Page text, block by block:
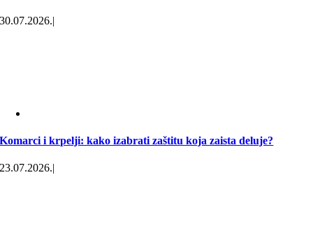
30.07.2026.|
Komarci i krpelji: kako izabrati zaštitu koja zaista deluje?
23.07.2026.|